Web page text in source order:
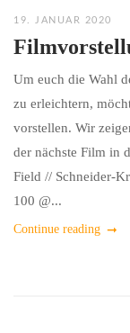
19. JANUAR 2020
Um euch die Wahl
zu erleichtern,
vorstellen. Wir
der nächste Film in
Field // Schneider-
100 @...
Continue reading